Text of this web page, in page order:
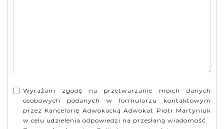
Wyrażam zgodę na przetwarzanie moich danych
osobowych podanych w formularzu kontaktowym
przez Kancelarię Adwokacką Adwokat Piotr Martyniuk
w celu udzielenia odpowiedzi na przesłaną wiadomość.